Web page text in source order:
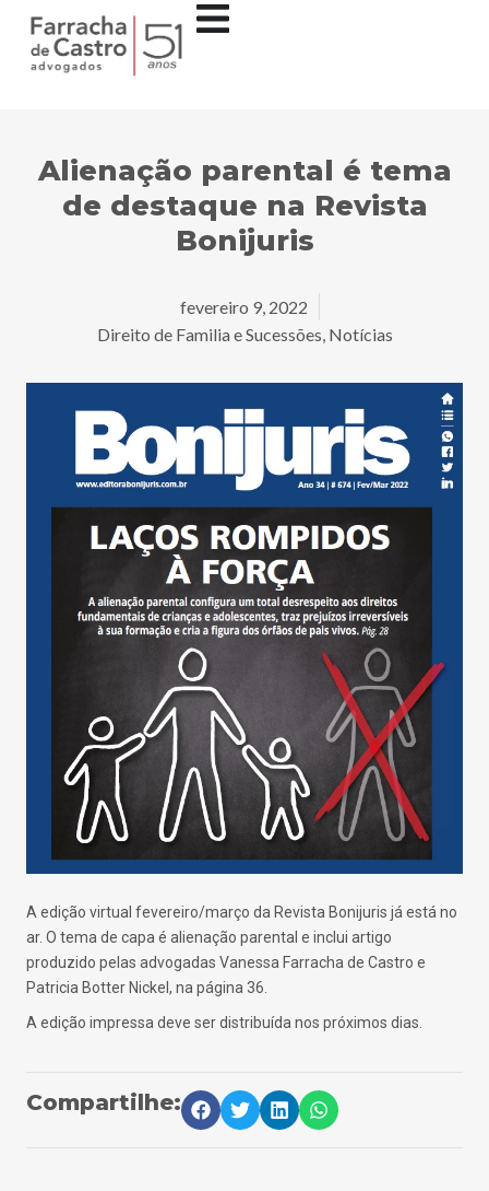
Alienação parental é tema
de destaque na Revista
Bonijuris
fevereiro 9, 2022
Direito de Familia e Sucessões, Notícias
A edição virtual fevereiro/março da Revista Bonijuris já está no
ar. O tema de capa é alienação parental e inclui artigo
produzido pelas advogadas Vanessa Farracha de Castro e
Patricia Botter Nickel, na página 36.
A edição impressa deve ser distribuída nos próximos dias.
Compartilhe: